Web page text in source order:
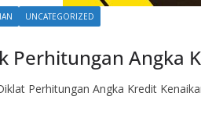
UNCATEGORIZED
Perhitungan Angka
Perhitungan Angka Kredit